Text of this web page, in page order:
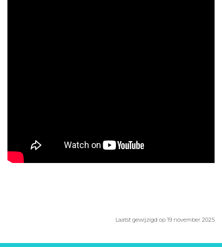
Laatst gewijzigd op 19 november 2025